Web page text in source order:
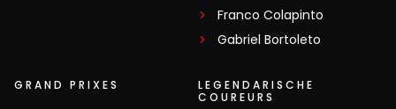
Franco Colapinto
Gabriel Bortoleto
GRAND PRIXES
LEGENDARISCHE
COUREURS